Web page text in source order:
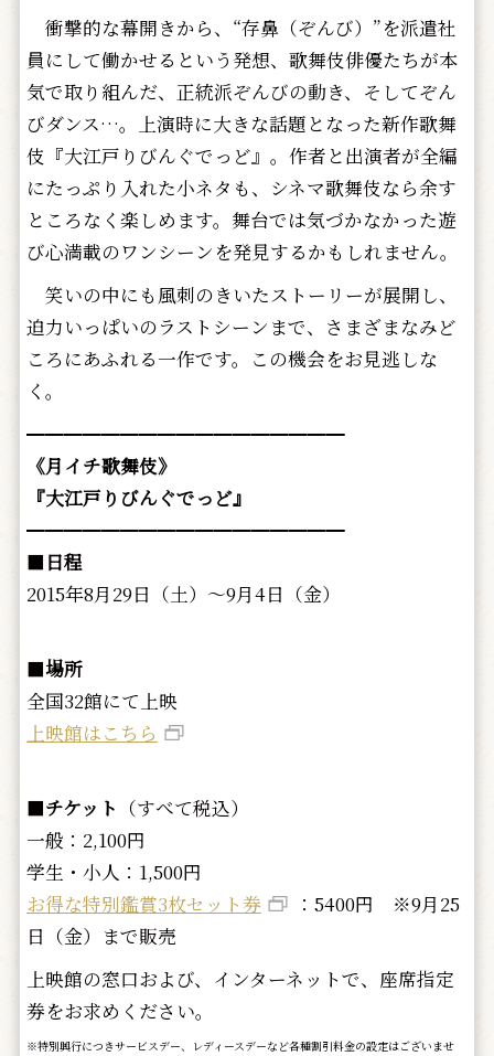
衝撃的な幕開きから、“存鼻（ぞんび）”を派遣社
員にして働かせるという発想、歌舞伎俳優たちが本
気で取り組んだ、正統派ぞんびの動き、そしてぞん
びダンス…。上演時に大きな話題となった新作歌舞
伎『大江戸りびんぐでっど』。作者と出演者が全編
にたっぷり入れた小ネタも、シネマ歌舞伎なら余す
ところなく楽しめます。舞台では気づかなかった遊
び心満載のワンシーンを発見するかもしれません。
笑いの中にも風刺のきいたストーリーが展開し、
迫力いっぱいのラストシーンまで、さまざまなみど
ころにあふれる一作です。この機会をお見逃しな
く。
━━━━━━━━━━━━━━━━━
《月イチ歌舞伎》
『大江戸りびんぐでっど』
━━━━━━━━━━━━━━━━━
■ 日程
2015年8月29日（土）～9月4日（金）
■場所
全国32館にて上映
上映館はこちら
■チケット （すべて税込）
一般：2,100円
学生・小人：1,500円
お得な特別鑑賞3枚セット券
：5400円 ※9月25
日（金）まで販売
上映館の窓口および、インターネットで、座席指定
券をお求めください。
※特別興行につきサービスデー、レディースデーなど各種割引料金の設定はございませ